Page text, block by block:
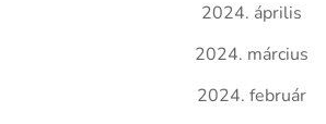
2024. április
2024. március
2024. február